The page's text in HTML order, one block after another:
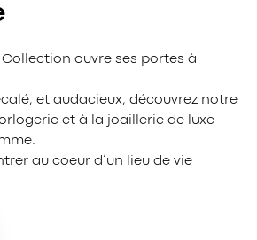
Collection ouvre ses portes à
et audacieux, découvrez notre
et à la joaillerie de luxe
au coeur d’un lieu de vie